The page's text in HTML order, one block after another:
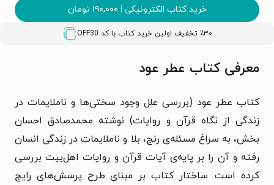
خرید کتاب الکترونیکی | ۱۹۰,۰۰۰ تومان
٪۳۰ تخفیف اولین خرید کتاب با کد OFF30
معرفی کتاب عطر عود
کتاب عطر عود (بررسی علل وجود سختی‌ها و ناملایمات در
زندگی از نگاه قرآن و روایات) نوشته محمدصادق احسان
بخش، به سراغ مسئله‌ی رنج، بلا و ناملایمات در زندگی انسان
رفته و آن را بر پایه‌ی آیات قرآن و روایات اهل‌بیت بررسی
کرده است. ساختار کتاب بر مبنای طرح پرسش‌های رایج